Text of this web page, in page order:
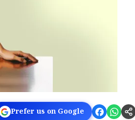
Prefer us on Google